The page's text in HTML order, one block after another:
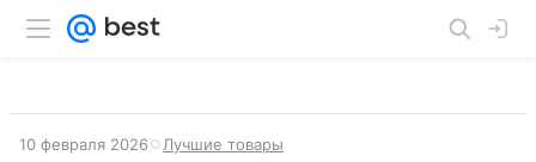
10 февраля 2026 Лучшие товары